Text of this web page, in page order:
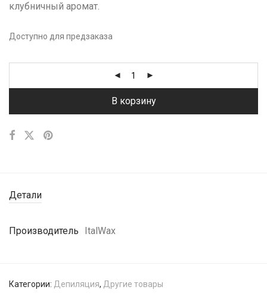
клубничный аромат.
Доступно для предзаказа
В корзину
Детали
Производитель ItalWax
Категории: Депиляция, Другие товары